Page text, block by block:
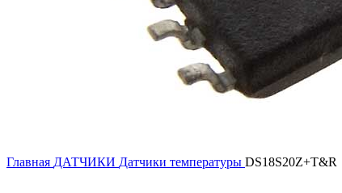
Главная ДАТЧИКИ Датчики температуры DS18S20Z+T&R